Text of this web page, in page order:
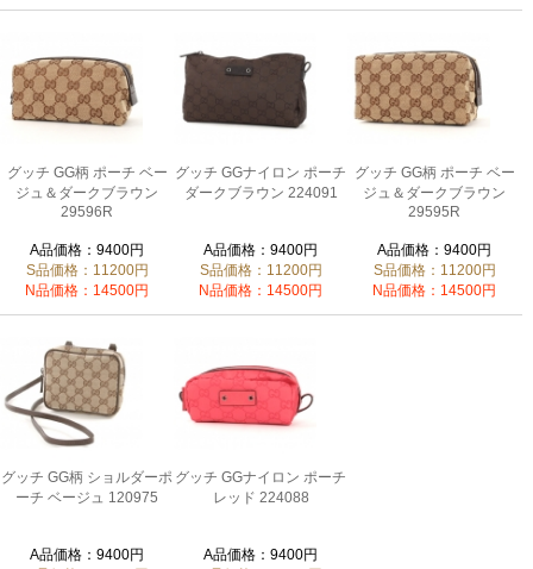
グッチ GG柄 ポーチ ベー
ジュ＆ダークブラウン
29596R
A品価格：9400円
S品価格：11200円
N品価格：14500円
グッチ GGナイロン ポーチ
ダークブラウン 224091
A品価格：9400円
S品価格：11200円
N品価格：14500円
グッチ GG柄 ポーチ ベー
ジュ＆ダークブラウン
29595R
A品価格：9400円
S品価格：11200円
N品価格：14500円
グッチ GG柄 ショルダーポ
ーチ ベージュ 120975
A品価格：9400円
グッチ GGナイロン ポーチ
レッド 224088
A品価格：9400円